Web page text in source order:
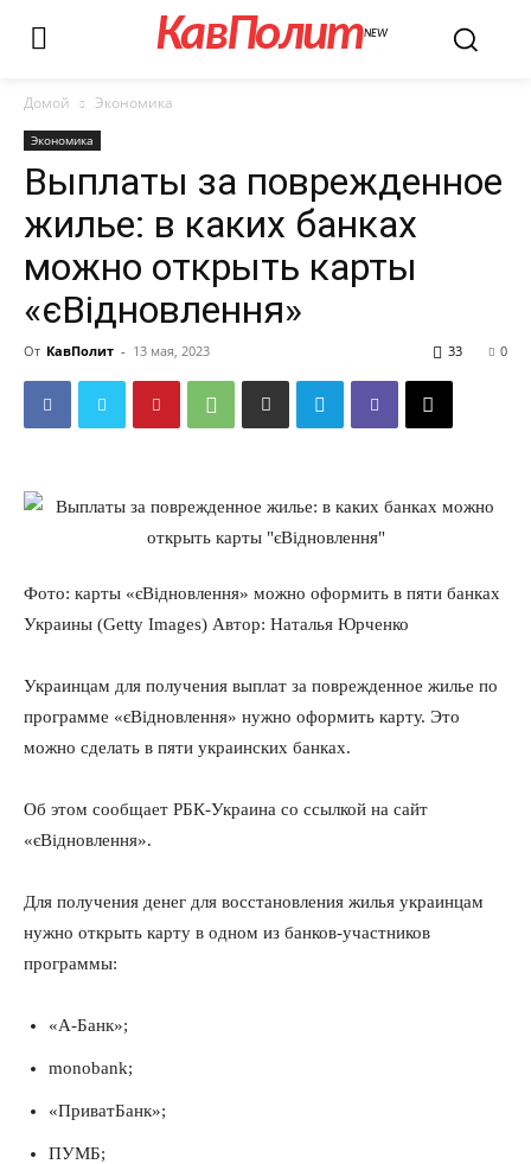
КавПолитNEW
Домой Экономика
Экономика
Выплаты за поврежденное
жилье: в каких банках
можно открыть карты
«єВідновлення»
От КавПолит - 13 мая, 2023 0
33
Фото: карты «єВідновлення» можно оформить в пяти банках
Украины (Getty Images) Автор: Наталья Юрченко
Украинцам для получения выплат за поврежденное жилье по
программе «єВідновлення» нужно оформить карту. Это
можно сделать в пяти украинских банках.
Об этом сообщает РБК-Украина со ссылкой на сайт
«єВідновлення».
Для получения денег для восстановления жилья украинцам
нужно открыть карту в одном из банков-участников
программы:
«А-Банк»;
monobank;
«ПриватБанк»;
ПУМБ;